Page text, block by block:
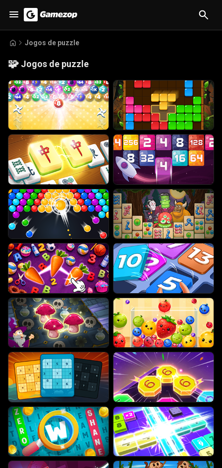
Jogos de puzzle
🧩 Jogos de puzzle